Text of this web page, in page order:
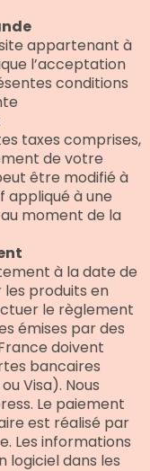
appartenant à
l’acceptation
conditions
taxes comprises,
de votre
être modifié à
appliqué à une
moment de la
à la date de
produits en
le règlement
émises par des
doivent
bancaires
Visa). Nous
Le paiement
est réalisé par
Les informations
logiciel dans les